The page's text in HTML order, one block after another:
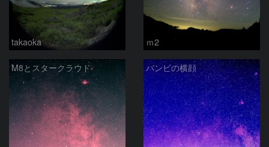
takaoka ｍ2
M8とスタークラウド バンビの横顔